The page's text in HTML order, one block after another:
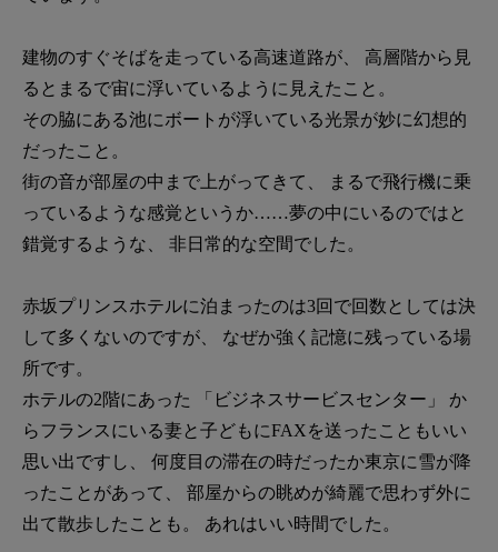
建物のすぐそばを走っている高速道路が、 高層階から見
るとまるで宙に浮いているように見えたこと。
その脇にある池にボートが浮いている光景が妙に幻想的
だったこと。
街の音が部屋の中まで上がってきて、 まるで飛行機に乗
っているような感覚というか……夢の中にいるのではと
錯覚するような、 非日常的な空間でした。
赤坂プリンスホテルに泊まったのは3回で回数としては決
して多くないのですが、 なぜか強く記憶に残っている場
所です。
ホテルの2階にあった 「ビジネスサービスセンター」 か
らフランスにいる妻と子どもにFAXを送ったこともいい
思い出ですし、 何度目の滞在の時だったか東京に雪が降
ったことがあって、 部屋からの眺めが綺麗で思わず外に
出て散歩したことも。 あれはいい時間でした。